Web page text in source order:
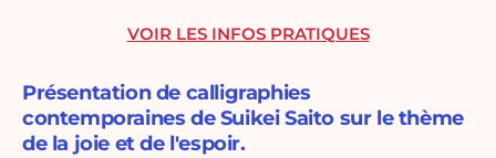
Présentation de calligraphies
contemporaines de Suikei Saito sur le thème
de la joie et de l'espoir.
VOIR LES INFOS PRATIQUES